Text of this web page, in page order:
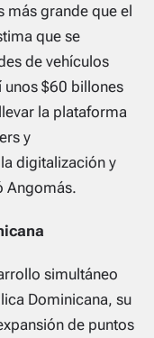
más grande que el
que se
de vehículos
unos $60 billones
la plataforma
y
digitalización y
Angomás.
simultáneo
Dominicana, su
de puntos